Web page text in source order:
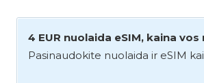
4 EUR nuolaida eSIM, kaina
Pasinaudokite nuolaida ir eSIM